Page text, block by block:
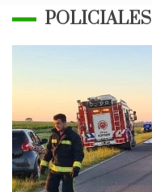
POLICIALES